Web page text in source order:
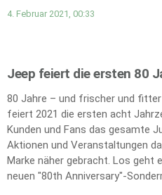
4. Februar 2021, 00:33
Jeep feiert die ersten 80
80 Jahre – und frischer und fitter
feiert 2021 die ersten acht
Kunden und Fans das gesamte
Aktionen und Veranstaltungen
Marke näher gebracht. Los geht
neuen "80th Anniversary"-